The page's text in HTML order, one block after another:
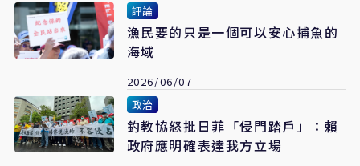
評論
漁民要的只是一個可以安心捕魚的
海域
2026/06/07
政治
釣教協怒批日菲「侵門踏戶」：賴
政府應明確表達我方立場